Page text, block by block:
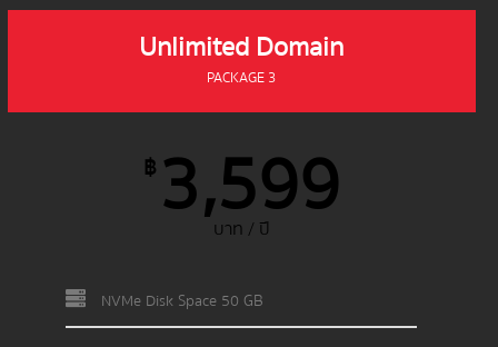
Unlimited Domain
PACKAGE 3
฿ 3,599
บาท / ปี
NVMe Disk Space 50 GB